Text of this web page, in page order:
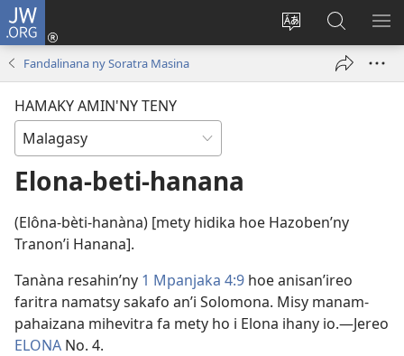
JW.ORG
Hiova
Hiditra
(manokatra
ato
Amin’ny
Fandalinana ny Soratra Masina
HAMAKY AMIN'NY TENY
Elona-beti-hanana
(Elôna-bèti-hanàna) [mety hidika hoe Hazoben’ny
Tranon’i Hanana].
Tanàna resahin’ny 1 Mpanjaka 4:9 hoe anisan’ireo
faritra namatsy sakafo an’i Solomona. Misy manam-
pahaizana mihevitra fa mety ho i Elona ihany io.​—Jereo
ELONA No. 4.